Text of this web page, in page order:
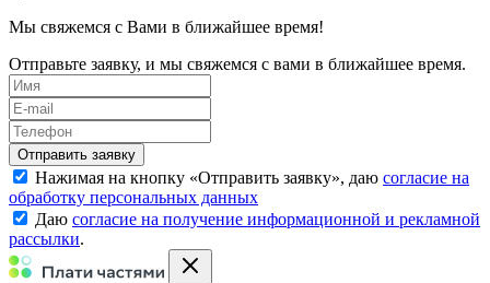
Мы свяжемся с Вами в ближайшее время!
Отправьте заявку, и мы свяжемся с вами в ближайшее время.
Нажимая на кнопку «Отправить заявку», даю согласие на
обработку персональных данных
Даю согласие на получение информационной и рекламной
рассылки.